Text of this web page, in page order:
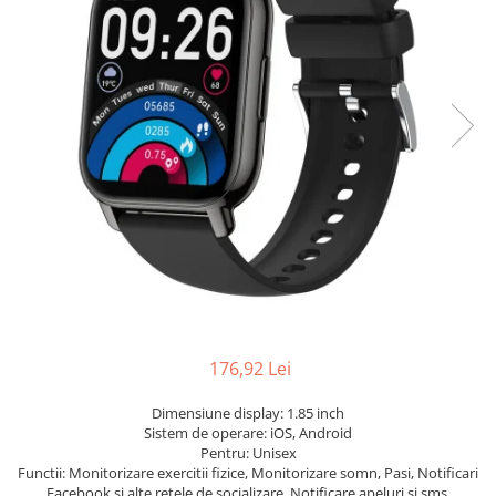
176,92 Lei
Dimensiune display: 1.85 inch
Sistem de operare: iOS, Android
Pentru: Unisex
Functii: Monitorizare exercitii fizice, Monitorizare somn, Pasi, Notificari